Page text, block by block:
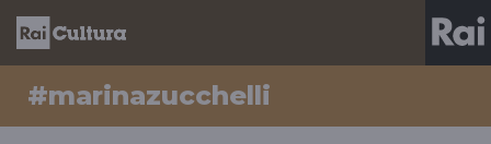
#marinazucchelli